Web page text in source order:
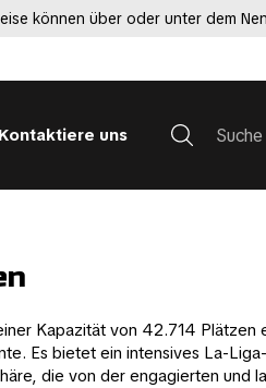
können über oder unter dem
Kontaktiere uns
Kapazität von 42.714
Es bietet ein intensives La-
die von der engagierten und